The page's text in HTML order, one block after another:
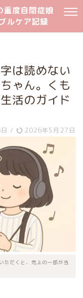
重度自閉症娘
ルケア記録
は読めない
ゃん。くも
活のガイド
/ 2026年5月27日
ただくと、売上の一部が当